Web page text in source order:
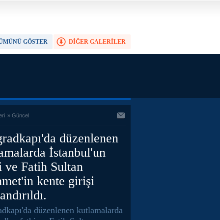
DİĞER GALERİLER
GÖSTER
» Güncel
düzenlenen
İstanbul'un
ve Fatih Sultan
kente girişi
düzenlenen kutlamalarda